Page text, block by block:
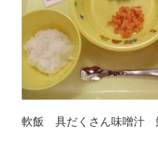
軟飯 具だくさん味噌汁